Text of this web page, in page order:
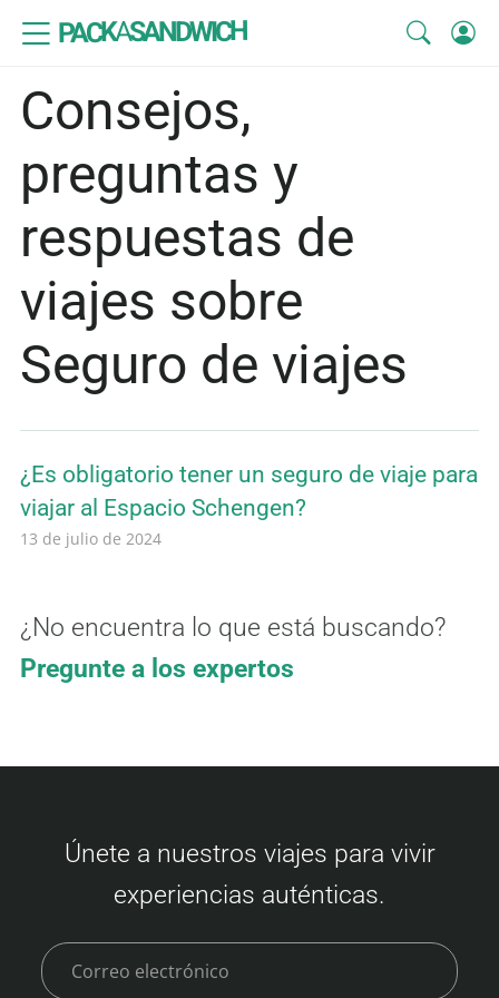
PACKASANDWICH
Consejos,
preguntas y
respuestas de
viajes sobre
Seguro de viajes
¿Es obligatorio tener un seguro de viaje para
viajar al Espacio Schengen?
13 de julio de 2024
¿No encuentra lo que está buscando?
Pregunte a los expertos
Únete a nuestros viajes para vivir
experiencias auténticas.